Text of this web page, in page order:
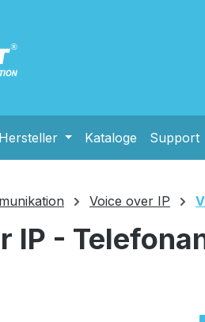
Hersteller Kataloge Support
Voice over IP
IP -